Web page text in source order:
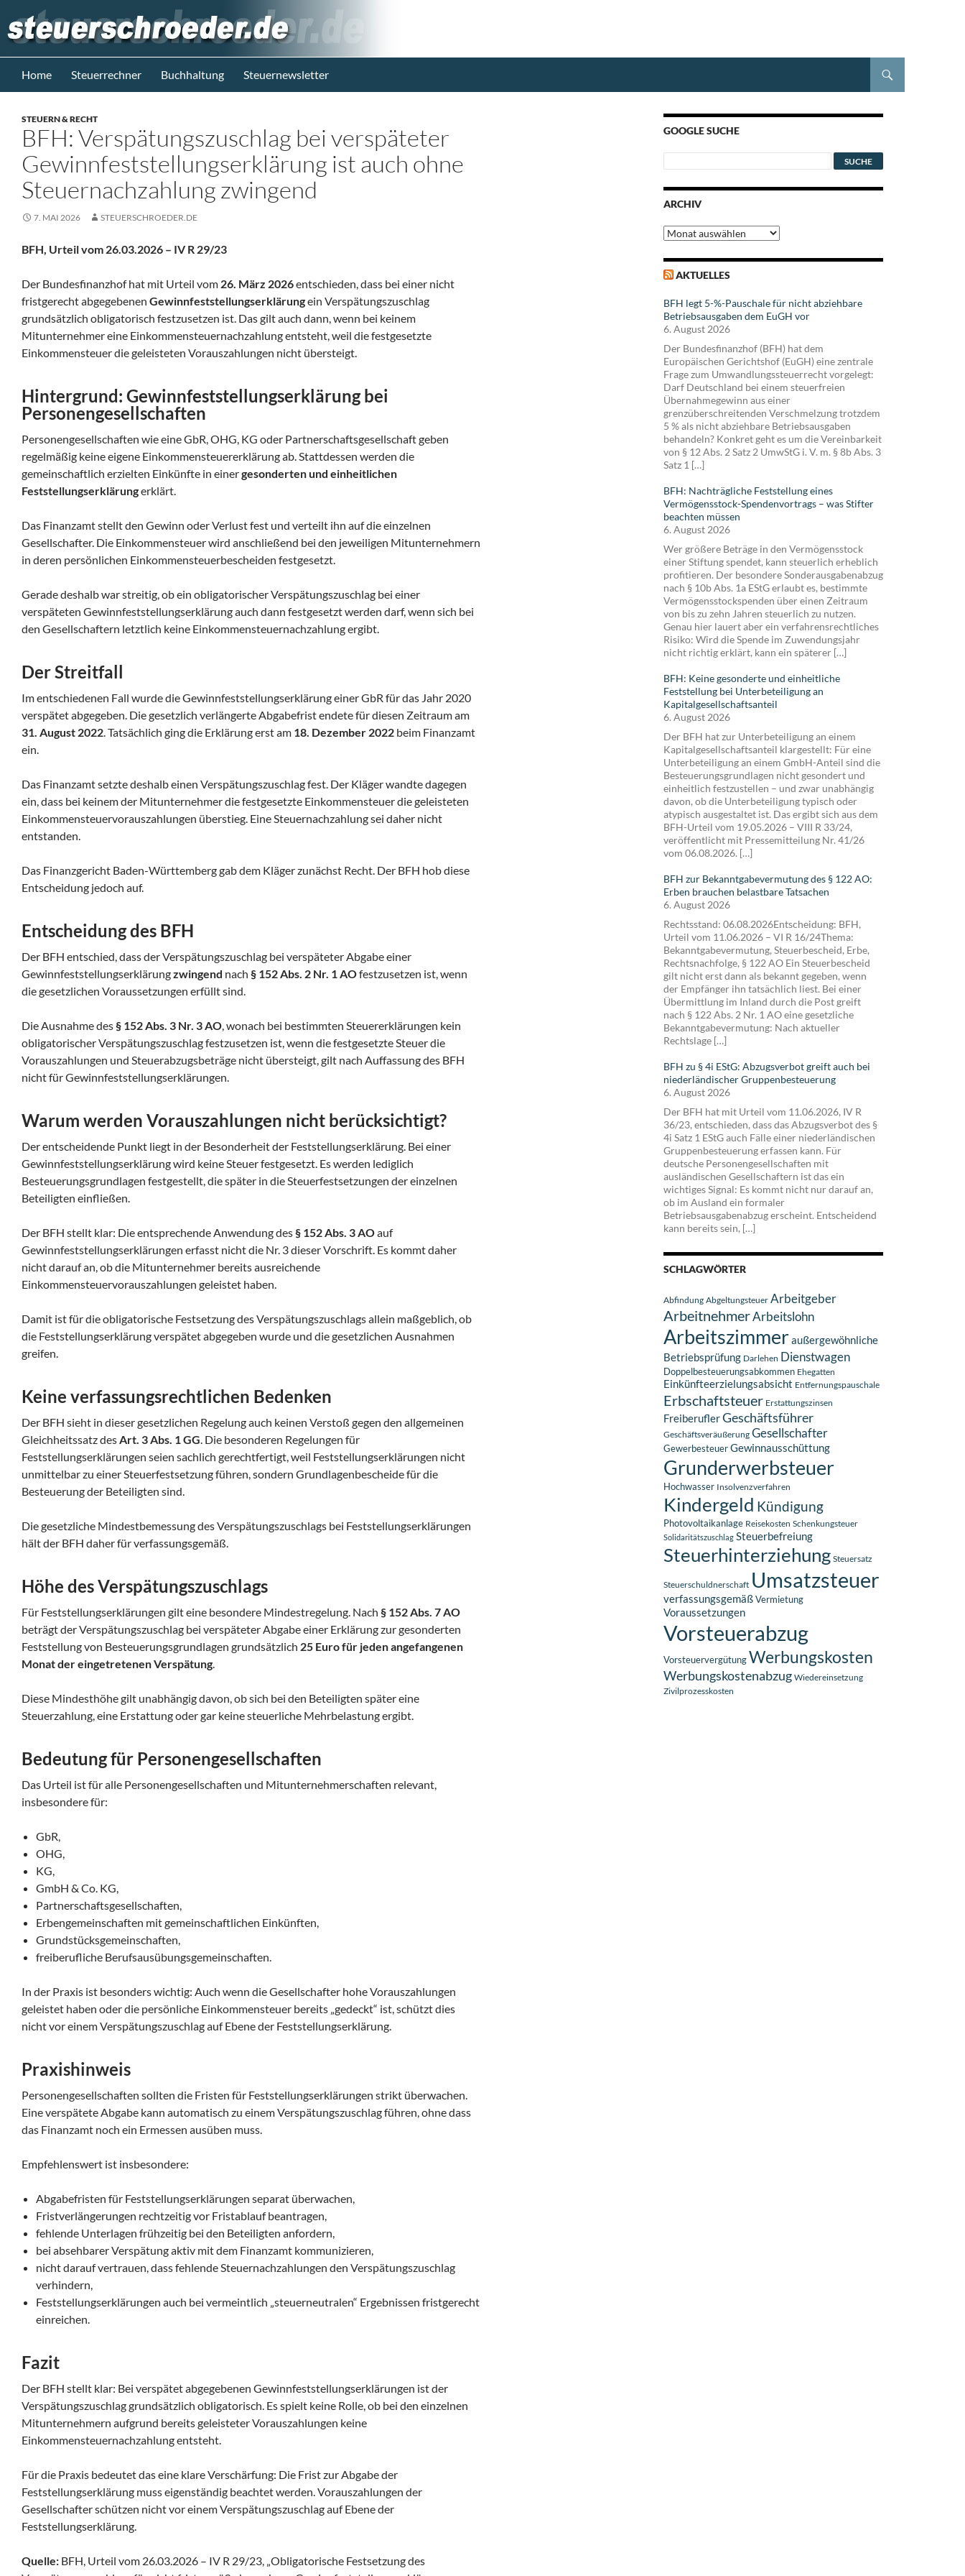
Inhalt
springen
Steuerblog www.steuerschroeder.de
Home Steuerrechner Buchhaltung Steuernewsletter
STEUERN & RECHT
BFH: Verspätungszuschlag bei verspäteter
Gewinnfeststellungserklärung ist auch ohne
Steuernachzahlung zwingend
7. MAI 2026 STEUERSCHROEDER.DE
BFH, Urteil vom 26.03.2026 – IV R 29/23
Der Bundesfinanzhof hat mit Urteil vom 26. März 2026entschieden, dass bei einer nicht
fristgerecht abgegebenen Gewinnfeststellungserklärungein Verspätungszuschlag
grundsätzlich obligatorisch festzusetzen ist. Das gilt auch dann, wenn bei keinem
Mitunternehmer eine Einkommensteuernachzahlung entsteht, weil die festgesetzte
Einkommensteuer die geleisteten Vorauszahlungen nicht übersteigt.
Hintergrund: Gewinnfeststellungserklärung bei
Personengesellschaften
Personengesellschaften wie eine GbR, OHG, KG oder Partnerschaftsgesellschaft geben
regelmäßig keine eigene Einkommensteuererklärung ab. Stattdessen werden die
gemeinschaftlich erzielten Einkünfte in einergesonderten und einheitlichen
Feststellungserklärungerklärt.
Das Finanzamt stellt den Gewinn oder Verlust fest und verteilt ihn auf die einzelnen
Gesellschafter. Die Einkommensteuer wird anschließend bei den jeweiligen Mitunternehmern
in deren persönlichen Einkommensteuerbescheiden festgesetzt.
Gerade deshalb war streitig, ob ein obligatorischer Verspätungszuschlag bei einer
verspäteten Gewinnfeststellungserklärung auch dann festgesetzt werden darf, wenn sich bei
den Gesellschaftern letztlich keine Einkommensteuernachzahlung ergibt.
Der Streitfall
Im entschiedenen Fall wurde die Gewinnfeststellungserklärung einer GbR für das Jahr 2020
verspätet abgegeben. Die gesetzlich verlängerte Abgabefrist endete für diesen Zeitraum am
31. August 2022. Tatsächlich ging die Erklärung erst am 18. Dezember 2022 beim Finanzamt
ein.
Das Finanzamt setzte deshalb einen Verspätungszuschlag fest. Der Kläger wandte dagegen
ein, dass bei keinem der Mitunternehmer die festgesetzte Einkommensteuer die geleisteten
Einkommensteuervorauszahlungen überstieg. Eine Steuernachzahlung sei daher nicht
entstanden.
Das Finanzgericht Baden-Württemberg gab dem Kläger zunächst Recht. Der BFH hob diese
Entscheidung jedoch auf.
Entscheidung des BFH
Der BFH entschied, dass der Verspätungszuschlag bei verspäteter Abgabe einer
Gewinnfeststellungserklärungzwingend nach § 152 Abs. 2 Nr. 1 AOfestzusetzen ist, wenn
die gesetzlichen Voraussetzungen erfüllt sind.
Die Ausnahme des§ 152 Abs. 3 Nr. 3 AO, wonach bei bestimmten Steuererklärungen kein
obligatorischer Verspätungszuschlag festzusetzen ist, wenn die festgesetzte Steuer die
Vorauszahlungen und Steuerabzugsbeträge nicht übersteigt, gilt nach Auffassung des BFH
nicht für Gewinnfeststellungserklärungen.
Warum werden Vorauszahlungen nicht berücksichtigt?
Der entscheidende Punkt liegt in der Besonderheit der Feststellungserklärung. Bei einer
Gewinnfeststellungserklärung wird keine Steuer festgesetzt. Es werden lediglich
Besteuerungsgrundlagen festgestellt, die später in die Steuerfestsetzungen der einzelnen
Beteiligten einfließen.
Der BFH stellt klar: Die entsprechende Anwendung des§ 152 Abs. 3 AOauf
Gewinnfeststellungserklärungen erfasst nicht die Nr. 3 dieser Vorschrift. Es kommt daher
nicht darauf an, ob die Mitunternehmer bereits ausreichende
Einkommensteuervorauszahlungen geleistet haben.
Damit ist für die obligatorische Festsetzung des Verspätungszuschlags allein maßgeblich, ob
die Feststellungserklärung verspätet abgegeben wurde und die gesetzlichen Ausnahmen
greifen.
Keine verfassungsrechtlichen Bedenken
Der BFH sieht in dieser gesetzlichen Regelung auch keinen Verstoß gegen den allgemeinen
Gleichheitssatz desArt. 3 Abs. 1 GG. Die besonderen Regelungen für
Feststellungserklärungen seien sachlich gerechtfertigt, weil Feststellungserklärungen nicht
unmittelbar zu einer Steuerfestsetzung führen, sondern Grundlagenbescheide für die
Besteuerung der Beteiligten sind.
Die gesetzliche Mindestbemessung des Verspätungszuschlags bei Feststellungserklärungen
hält der BFH daher für verfassungsgemäß.
Höhe des Verspätungszuschlags
Für Feststellungserklärungen gilt eine besondere Mindestregelung. Nach § 152 Abs. 7 AO
beträgt der Verspätungszuschlag bei verspäteter Abgabe einer Erklärung zur gesonderten
Feststellung von Besteuerungsgrundlagen grundsätzlich 25 Euro für jeden angefangenen
Monat der eingetretenen Verspätung.
Diese Mindesthöhe gilt unabhängig davon, ob sich bei den Beteiligten später eine
Steuerzahlung, eine Erstattung oder gar keine steuerliche Mehrbelastung ergibt.
Bedeutung für Personengesellschaften
Das Urteil ist für alle Personengesellschaften und Mitunternehmerschaften relevant,
insbesondere für:
GbR,
OHG,
KG,
GmbH & Co. KG,
Partnerschaftsgesellschaften,
Erbengemeinschaften mit gemeinschaftlichen Einkünften,
Grundstücksgemeinschaften,
freiberufliche Berufsausübungsgemeinschaften.
In der Praxis ist besonders wichtig: Auch wenn die Gesellschafter hohe Vorauszahlungen
geleistet haben oder die persönliche Einkommensteuer bereits „gedeckt“ ist, schützt dies
nicht vor einem Verspätungszuschlag auf Ebene der Feststellungserklärung.
Praxishinweis
Personengesellschaften sollten die Fristen für Feststellungserklärungen strikt überwachen.
Eine verspätete Abgabe kann automatisch zu einem Verspätungszuschlag führen, ohne dass
das Finanzamt noch ein Ermessen ausüben muss.
Empfehlenswert ist insbesondere:
Abgabefristen für Feststellungserklärungen separat überwachen,
Fristverlängerungen rechtzeitig vor Fristablauf beantragen,
fehlende Unterlagen frühzeitig bei den Beteiligten anfordern,
bei absehbarer Verspätung aktiv mit dem Finanzamt kommunizieren,
nicht darauf vertrauen, dass fehlende Steuernachzahlungen den Verspätungszuschlag
verhindern,
Feststellungserklärungen auch bei vermeintlich „steuerneutralen“ Ergebnissen fristgerecht
einreichen.
Fazit
Der BFH stellt klar: Bei verspätet abgegebenen Gewinnfeststellungserklärungen ist der
Verspätungszuschlag grundsätzlich obligatorisch. Es spielt keine Rolle, ob bei den einzelnen
Mitunternehmern aufgrund bereits geleisteter Vorauszahlungen keine
Einkommensteuernachzahlung entsteht.
Für die Praxis bedeutet das eine klare Verschärfung: Die Frist zur Abgabe der
Feststellungserklärung muss eigenständig beachtet werden. Vorauszahlungen der
Gesellschafter schützen nicht vor einem Verspätungszuschlag auf Ebene der
Feststellungserklärung.
Quelle: BFH, Urteil vom 26.03.2026 – IV R 29/23, „Obligatorische Festsetzung des
GOOGLE SUCHE
ARCHIV
Archiv
AKTUELLES
BFH legt 5-%-Pauschale für nicht abziehbare
Betriebsausgaben dem EuGH vor
6. August 2026
Der Bundesfinanzhof (BFH) hat dem
Europäischen Gerichtshof (EuGH) eine zentrale
Frage zum Umwandlungssteuerrecht vorgelegt:
Darf Deutschland bei einem steuerfreien
Übernahmegewinn aus einer
grenzüberschreitenden Verschmelzung trotzdem
5 % als nicht abziehbare Betriebsausgaben
behandeln? Konkret geht es um die Vereinbarkeit
von § 12 Abs. 2 Satz 2 UmwStG i. V. m. § 8b Abs. 3
Satz 1 […]
BFH: Nachträgliche Feststellung eines
Vermögensstock-Spendenvortrags – was Stifter
beachten müssen
6. August 2026
Wer größere Beträge in den Vermögensstock
einer Stiftung spendet, kann steuerlich erheblich
profitieren. Der besondere Sonderausgabenabzug
nach § 10b Abs. 1a EStG erlaubt es, bestimmte
Vermögensstockspenden über einen Zeitraum
von bis zu zehn Jahren steuerlich zu nutzen.
Genau hier lauert aber ein verfahrensrechtliches
Risiko: Wird die Spende im Zuwendungsjahr
nicht richtig erklärt, kann ein späterer […]
BFH: Keine gesonderte und einheitliche
Feststellung bei Unterbeteiligung an
Kapitalgesellschaftsanteil
6. August 2026
Der BFH hat zur Unterbeteiligung an einem
Kapitalgesellschaftsanteil klargestellt: Für eine
Unterbeteiligung an einem GmbH-Anteil sind die
Besteuerungsgrundlagen nicht gesondert und
einheitlich festzustellen – und zwar unabhängig
davon, ob die Unterbeteiligung typisch oder
atypisch ausgestaltet ist. Das ergibt sich aus dem
BFH-Urteil vom 19.05.2026 – VIII R 33/24,
veröffentlicht mit Pressemitteilung Nr. 41/26
vom 06.08.2026. […]
BFH zur Bekanntgabevermutung des § 122 AO:
Erben brauchen belastbare Tatsachen
6. August 2026
Rechtsstand: 06.08.2026Entscheidung: BFH,
Urteil vom 11.06.2026 – VI R 16/24Thema:
Bekanntgabevermutung, Steuerbescheid, Erbe,
Rechtsnachfolge, § 122 AO Ein Steuerbescheid
gilt nicht erst dann als bekannt gegeben, wenn
der Empfänger ihn tatsächlich liest. Bei einer
Übermittlung im Inland durch die Post greift
nach § 122 Abs. 2 Nr. 1 AO eine gesetzliche
Bekanntgabevermutung: Nach aktueller
Rechtslage […]
BFH zu § 4i EStG: Abzugsverbot greift auch bei
niederländischer Gruppenbesteuerung
6. August 2026
Der BFH hat mit Urteil vom 11.06.2026, IV R
36/23, entschieden, dass das Abzugsverbot des §
4i Satz 1 EStG auch Fälle einer niederländischen
Gruppenbesteuerung erfassen kann. Für
deutsche Personengesellschaften mit
ausländischen Gesellschaftern ist das ein
wichtiges Signal: Es kommt nicht nur darauf an,
ob im Ausland ein formaler
Betriebsausgabenabzug erscheint. Entscheidend
kann bereits sein, […]
SCHLAGWÖRTER
Abfindung Abgeltungsteuer Arbeitgeber
ArbeitnehmerArbeitslohn
Arbeitszimmeraußergewöhnliche
Betriebsprüfung Darlehen Dienstwagen
Doppelbesteuerungsabkommen Ehegatten
Einkünfteerzielungsabsicht Entfernungspauschale
Erbschaftsteuer Erstattungszinsen
FreiberuflerGeschäftsführer
Geschäftsveräußerung Gesellschafter
GewerbesteuerGewinnausschüttung
Grunderwerbsteuer
Hochwasser Insolvenzverfahren
Kindergeld Kündigung
Photovoltaikanlage Reisekosten Schenkungsteuer
Solidaritätszuschlag Steuerbefreiung
Steuerhinterziehung Steuersatz
Steuerschuldnerschaft Umsatzsteuer
verfassungsgemäßVermietung
Voraussetzungen
Vorsteuerabzug
VorsteuervergütungWerbungskosten
Werbungskostenabzug Wiedereinsetzung
Zivilprozesskosten
Steuerberater
M. Schröder
Berlin